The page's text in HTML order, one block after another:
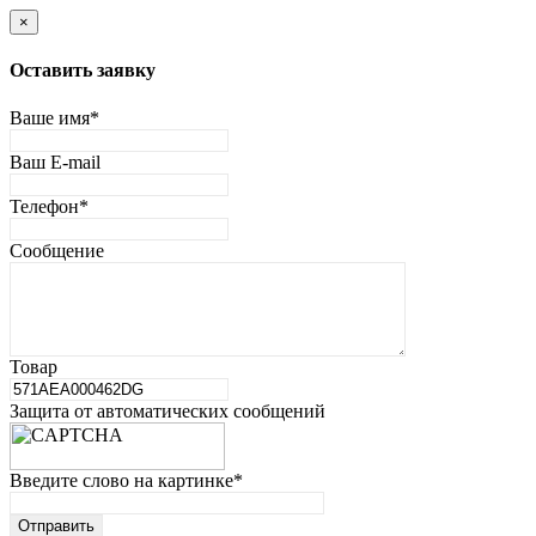
×
Оставить заявку
Ваше имя*
Ваш E-mail
Телефон*
Сообщение
Товар
Защита от автоматических сообщений
Введите слово на картинке*